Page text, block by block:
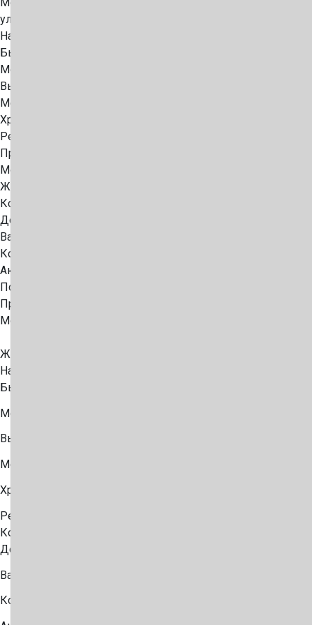
ул. Люблинская, 151, 4 этаж, офис 410
Наши партнеры
Бытовки
Модульные полы
Выкуп
Международная логистика
Хранение контейнеров
Ремонт контейнеров
Продажа
Морские контейнеры
ЖД контейнеры
Компания
Доставка и оплата
Вакансии
Контакты
Акции
Полезные статьи
Продажа
Морские контейнеры
ЖД контейнеры
Наши партнеры
Бытовки
Модульные полы
Выкуп
Международная логистика
Хранение контейнеров
Ремонт контейнеров
Компания
Доставка и оплата
Вакансии
Контакты